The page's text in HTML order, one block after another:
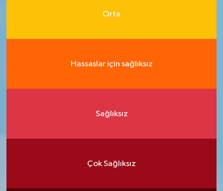
Orta
Hassaslar için sağlıksız
Sağlıksız
Çok Sağlıksız